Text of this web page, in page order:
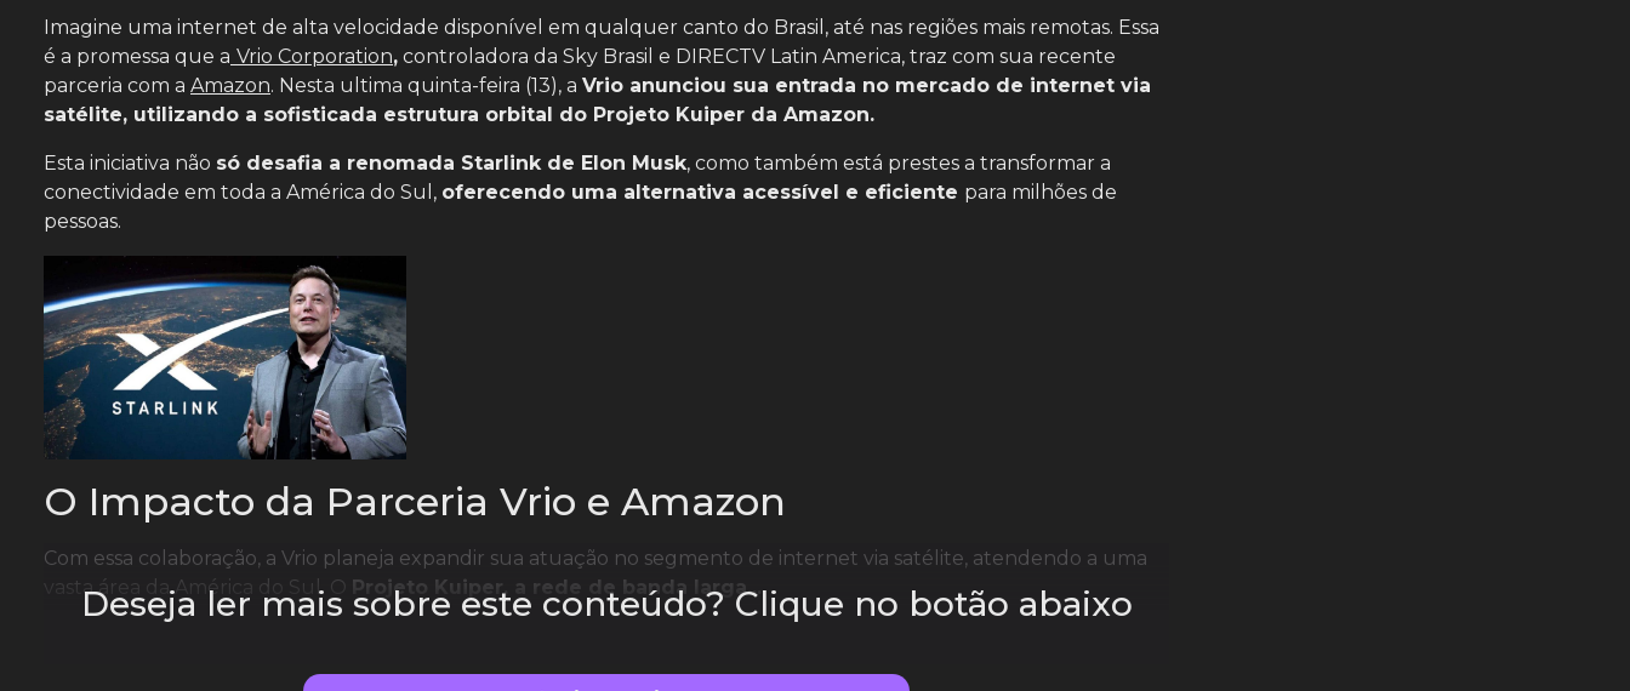
Imagine uma internet de alta velocidade disponível em qualquer canto do Brasil, até nas regiões mais remotas. Essa
é a promessa que a Vrio Corporation, controladora da Sky Brasil e DIRECTV Latin America, traz com sua recente
parceria com a Amazon. Nesta ultima quinta-feira (13), a Vrio anunciou sua entrada no mercado de internet via
satélite, utilizando a sofisticada estrutura orbital do Projeto Kuiper da Amazon.
Esta iniciativa não só desafia a renomada Starlink de Elon Musk, como também está prestes a transformar a
conectividade em toda a América do Sul, oferecendo uma alternativa acessível e eficiente para milhões de
pessoas.
O Impacto da Parceria Vrio e Amazon
Com essa colaboração, a Vrio planeja expandir sua atuação no segmento de internet via satélite, atendendo a uma
vasta área da América do Sul. O Projeto Kuiper, a rede de banda larga...
Deseja ler mais sobre este conteúdo? Clique no botão abaixo